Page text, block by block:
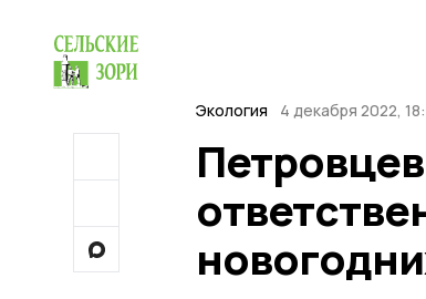
Экология 4 декабря 2022,